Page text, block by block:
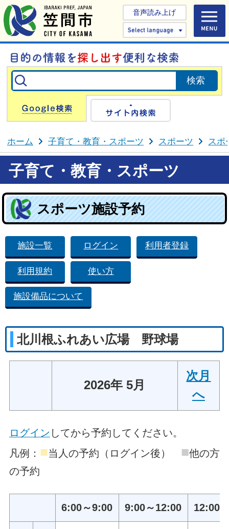
音声読み上げ
Select
Google検索
ホーム 子育て・教育・スポーツ スポーツ スポ
子育て・教育・スポーツ
スポーツ施設予約
施設一覧 ログイン 利用者登録
利用規約 使い方
施設備品について
北川根ふれあい広場 野球場
2026年 5月
次月
へ
ログイン してから予約してください。
凡例： ■当人の予約（ログイン後） ■他の方
の予約
6:00～9:00 9:00～12:00 12:00